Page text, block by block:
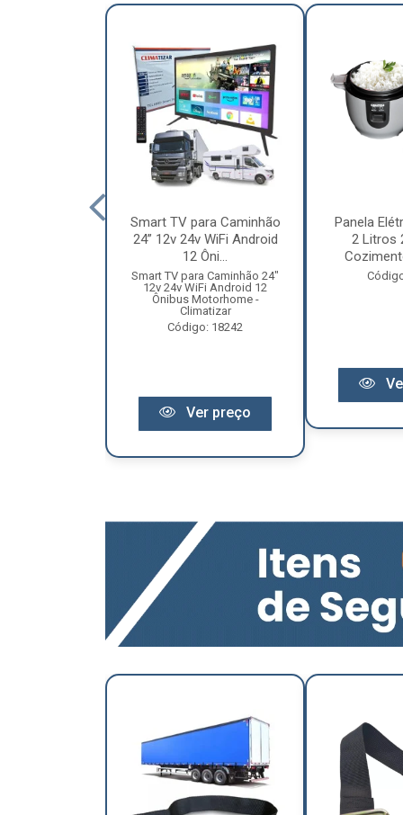
Smart TV para Caminhão
24” 12v 24v WiFi Android
12 Ôni...
Smart TV para Caminhão 24"
12v 24v WiFi Android 12
Ônibus Motorhome -
Climatizar
Código: 18242
Ver preço
Panela
2 Litros